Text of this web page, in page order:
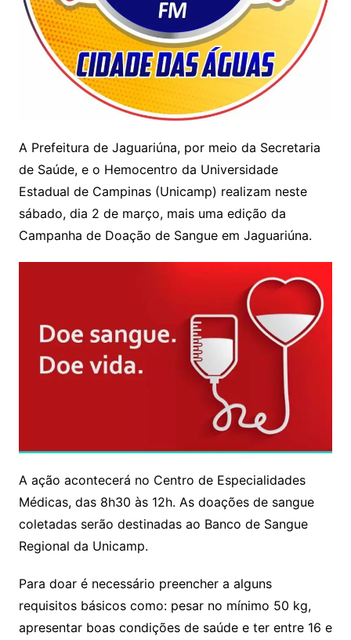
A Prefeitura de Jaguariúna, por meio da Secretaria
de Saúde, e o Hemocentro da Universidade
Estadual de Campinas (Unicamp) realizam neste
sábado, dia 2 de março, mais uma edição da
Campanha de Doação de Sangue em Jaguariúna.
A ação acontecerá no Centro de Especialidades
Médicas, das 8h30 às 12h. As doações de sangue
coletadas serão destinadas ao Banco de Sangue
Regional da Unicamp.
Para doar é necessário preencher a alguns
requisitos básicos como: pesar no mínimo 50 kg,
apresentar boas condições de saúde e ter entre 16 e